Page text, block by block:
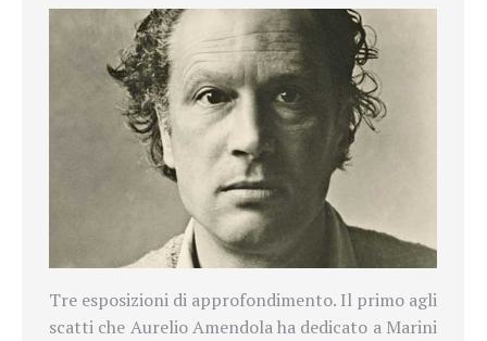
Tre esposizioni di approfondimento. Il primo agli
scatti che Aurelio Amendola ha dedicato a Marini